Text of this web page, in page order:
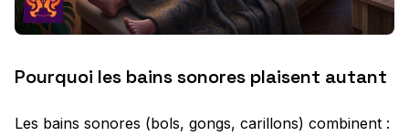
Pourquoi les bains sonores plaisent autant
Les bains sonores (bols, gongs, carillons) combinent :